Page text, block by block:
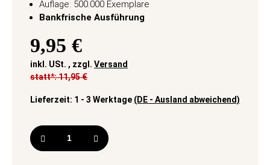
Auflage: 500.000 Exemplare
Bankfrische Ausführung
9,95 €
inkl. USt. , zzgl. Versand
statt*: 11,95 €
Lieferzeit: 1 - 3 Werktage (DE - Ausland abweichend)